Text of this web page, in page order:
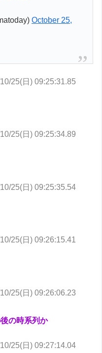
October 25,
25(日) 09:25:31.85
25(日) 09:25:34.89
25(日) 09:25:35.54
25(日) 09:26:15.41
25(日) 09:26:06.23
の時系列か
25(日) 09:27:14.04